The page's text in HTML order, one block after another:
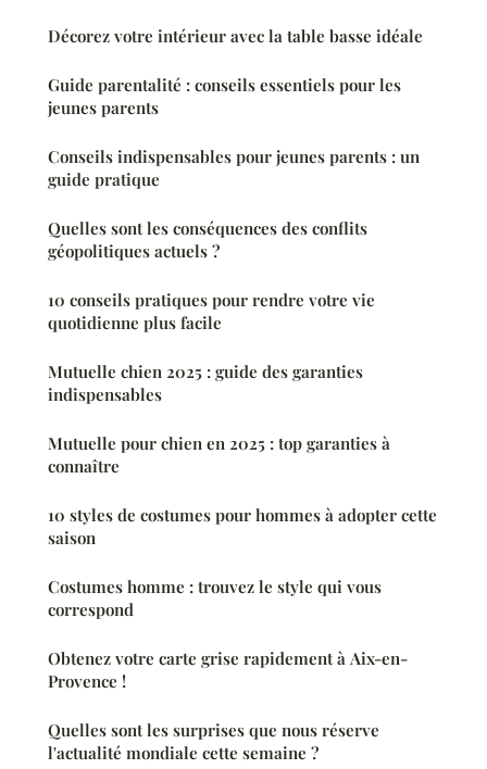
Décorez votre intérieur avec la table basse idéale
Guide parentalité : conseils essentiels pour les
jeunes parents
Conseils indispensables pour jeunes parents : un
guide pratique
Quelles sont les conséquences des conflits
géopolitiques actuels ?
10 conseils pratiques pour rendre votre vie
quotidienne plus facile
Mutuelle chien 2025 : guide des garanties
indispensables
Mutuelle pour chien en 2025 : top garanties à
connaître
10 styles de costumes pour hommes à adopter cette
saison
Costumes homme : trouvez le style qui vous
correspond
Obtenez votre carte grise rapidement à Aix-en-
Provence !
Quelles sont les surprises que nous réserve
l'actualité mondiale cette semaine ?